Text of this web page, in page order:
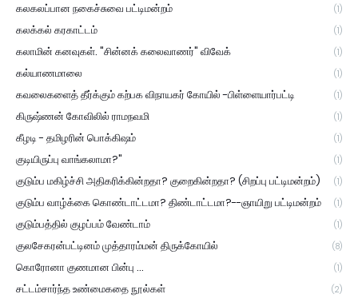
கலகலப்பான நகைச்சுவை பட்டிமன்றம் (1)
கலக்கல் கரகாட்டம் (1)
கலாமின் கனவுகள். "சின்னக் கலைவாணர்" விவேக் (1)
கல்யாணமாலை (1)
கவலைகளைத் தீர்க்கும் கற்பக விநாயகர் கோயில் -பிள்ளையார்பட்டி (1)
கிருஷ்ணன் கோவிலில் ராமநவமி (1)
கீழடி - தமிழரின் பொக்கிஷம் (1)
குடியிருப்பு வாங்கலாமா?" (1)
குடும்ப மகிழ்ச்சி அதிகரிக்கின்றதா? குறைகின்றதா? (சிறப்பு பட்டிமன்றம்) (1)
குடும்ப வாழ்க்கை கொண்டாட்டமா? திண்டாட்டமா?--ஞாயிறு பட்டிமன்றம் (1)
குடும்பத்தில் குழப்பம் வேண்டாம் (1)
குலசேகரன்பட்டினம் முத்தாரம்மன் திருக்கோயில் (8)
கொரோனா குணமான பின்பு ... (1)
சட்டம்சார்ந்த உண்மைகதை நூல்கள் (2)